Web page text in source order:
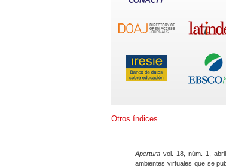
Otros índices
Apertura vol. 18, núm. 1,
ambientes virtuales que se